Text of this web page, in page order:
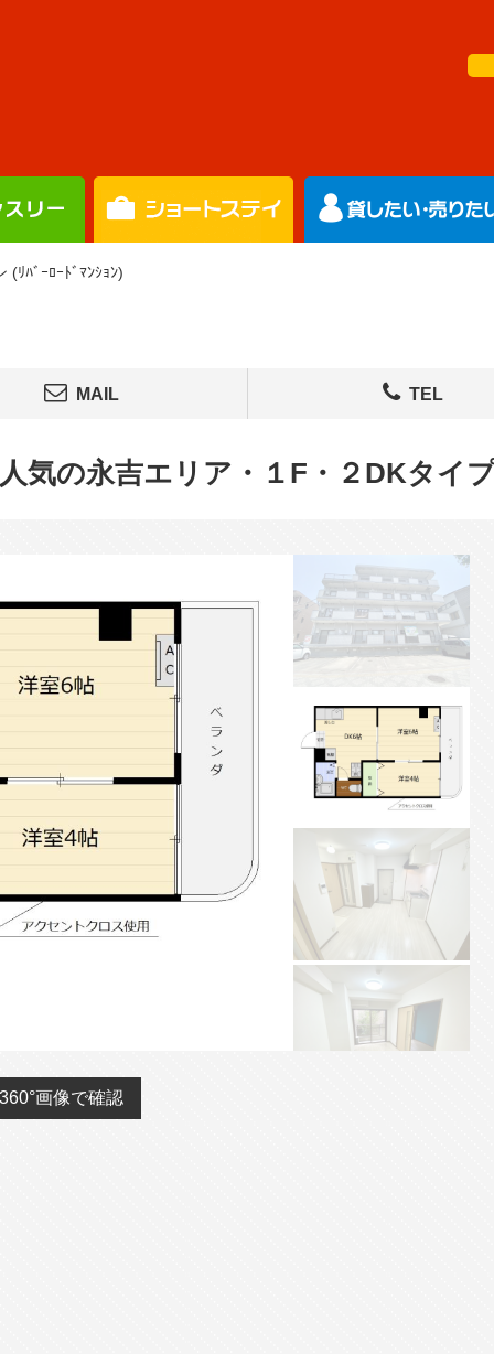
ﾘﾊﾞｰﾛｰﾄﾞﾏﾝｼｮﾝ)
MAIL TEL
気の永吉エリア・１F・２DKタイ
画像で確認